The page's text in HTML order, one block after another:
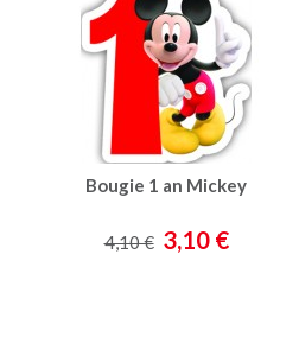
Bougie 1 an Mickey
4,10 € 3,10 €